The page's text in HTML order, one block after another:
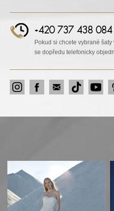
+420 737 438 084
Pokud si chcete vybrané
se dopředu telefonicky